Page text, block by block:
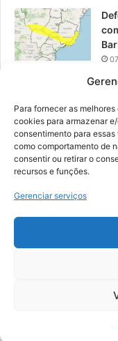
Para fornecer as
cookies para armazenar
consentimento para
como comportamento de
consentir ou retirar o
recursos e funções.
Gerenciar serviços
© 2026, Todos os
Digital Business
Fale
Política de Segurança
Copy Protected by